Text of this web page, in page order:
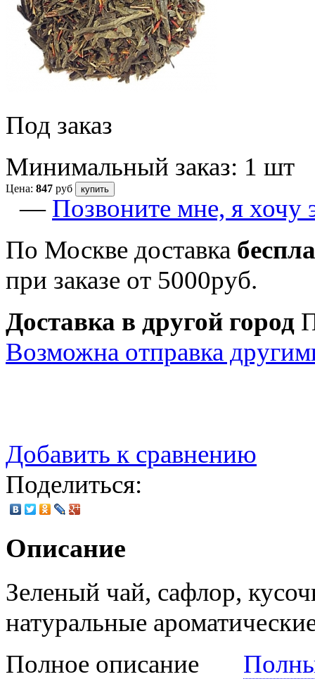
Под заказ
Минимальный заказ: 1 шт
Цена: 847 руб купить
— Позвоните мне, я хочу
По Москве доставка
при заказе от 5000руб.
Доставка в другой город
Возможна отправка
Добавить к сравнению
Поделиться:
Описание
Зеленый чай, сафлор,
натуральные
Полное описание